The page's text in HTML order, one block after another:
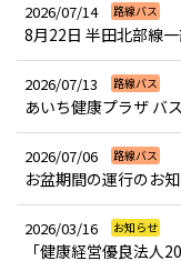
2026/07/14 路線バス
8月22日 半田北部線
2026/07/13 路線バス
あいち健康プラザ バ
2026/07/06 路線バス
お盆期間の運行のお
2026/03/16 お知らせ
「健康経営優良法人